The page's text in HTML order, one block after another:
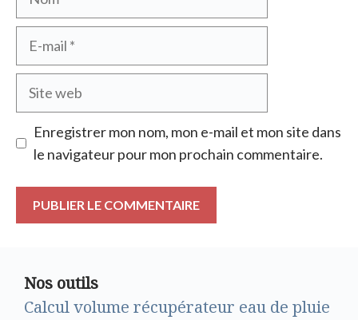
Site
Enregistrer mon nom, mon e-mail et mon site dans
le navigateur pour mon prochain commentaire.
Nos outils
Calcul volume récupérateur eau de pluie